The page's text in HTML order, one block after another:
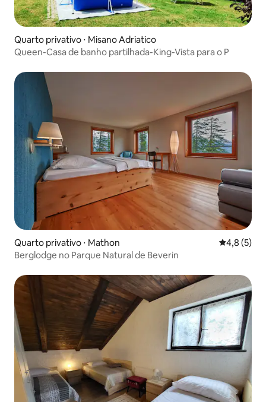
Quarto privativo ⋅ Misano Adriatico
Queen-Casa de banho partilhada-King-Vista para o P
Quarto privativo ⋅ Mathon 4,8 de
4,8 (5)
Berglodge no Parque Natural de Beverin